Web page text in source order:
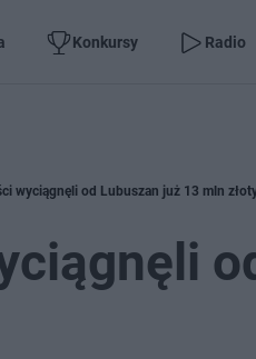
Konkursy Radio
wyciągnęli od Lubuszan już 13 mln